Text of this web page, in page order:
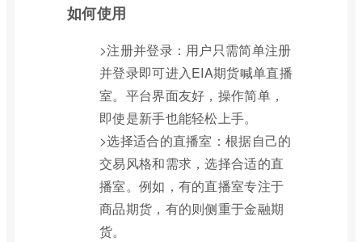
如何使用
>注册并登录：用户只需简单注册
并登录即可进入EIA期货喊单直播
室。平台界面友好，操作简单，
即使是新手也能轻松上手。
>选择适合的直播室：根据自己的
交易风格和需求，选择合适的直
播室。例如，有的直播室专注于
商品期货，有的则侧重于金融期
货。